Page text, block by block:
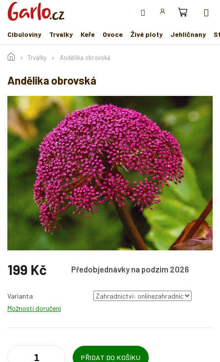
Přejít
obsah
Cibuloviny
Trvalky Keře Ovoce Živé ploty Jehličnany
Trvalky Andělika obrovská
Andělika obrovská
199 Kč Předobjednávky na podzim 2026
cena:
Varianta
Možnosti doručení
PŘIDAT DO KOŠÍKU